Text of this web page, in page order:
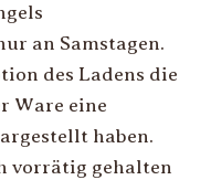
an Samstagen.
des Ladens die
Ware eine
haben.
vorrätig gehalten